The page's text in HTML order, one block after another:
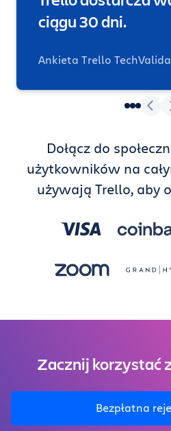
ciągu 30 dni.
Ankieta Trello
Dołącz do
użytkowników na
używają Trello, aby
Zacznij korzystać
Bezpłatna